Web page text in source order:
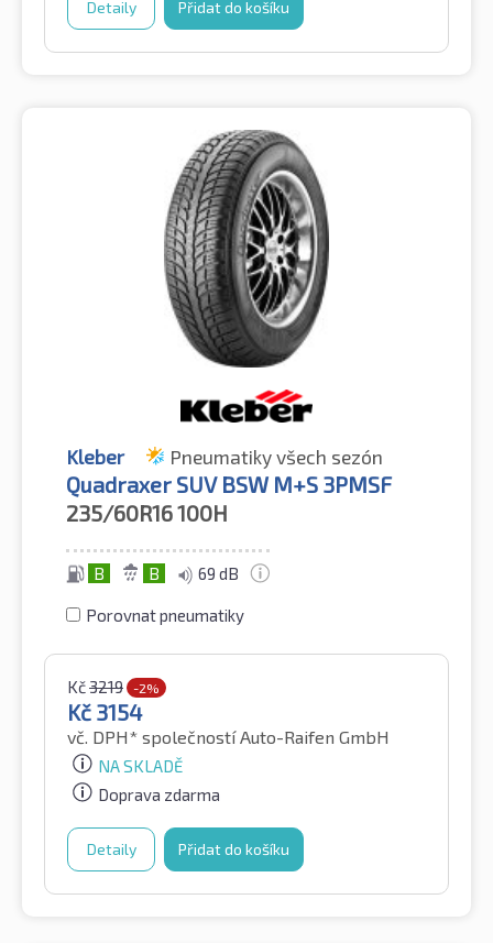
Detaily Přidat do košíku
Kleber Pneumatiky všech sezón
Quadraxer SUV BSW M+S 3PMSF
235/60R16100H
B B 69 dB
Porovnat pneumatiky
Kč3219 -2%
Kč 3154
vč. DPH* společností Auto-Raifen GmbH
NA SKLADĚ
Doprava zdarma
Detaily Přidat do košíku